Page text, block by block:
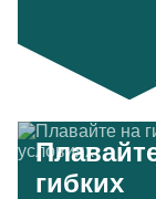
гибких